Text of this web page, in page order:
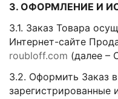
3. ОФОРМЛЕНИЕ И
3.1. Заказ Товара
Интернет-сайте
roubloff.com (далее –
3.2. Оформить Заказ
зарегистрированные